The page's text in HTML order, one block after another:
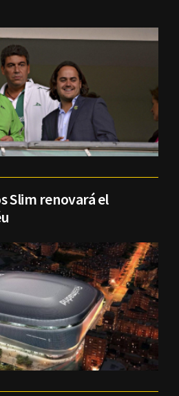
Slim renovará el